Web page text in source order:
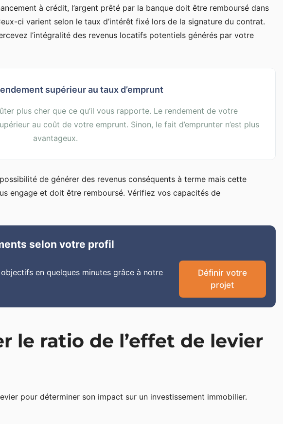
à crédit, l’argent prêté par la banque doit être remboursé dans
ci varient selon le taux d’intérêt fixé lors de la signature du contrat.
l’intégralité des revenus locatifs potentiels générés par votre
supérieur au taux d’emprunt
plus cher que ce qu’il vous rapporte. Le rendement de votre
au coût de votre emprunt. Sinon, le fait d’emprunter n’est plus
avantageux.
de générer des revenus conséquents à terme mais cette
engage et doit être remboursé. Vérifiez vos capacités de
selon votre profil
en quelques minutes grâce à notre
Définir votre
projet
le ratio de l’effet de levier
pour déterminer son impact sur un investissement immobilier.